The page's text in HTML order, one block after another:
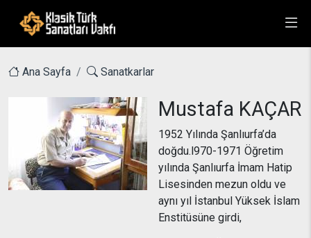
Ana Sayfa Sanatkarlar
Mustafa KAÇAR
1952 Yılında Şanlıurfa’da
doğdu.l970-1971 Öğretim
yılında Şanlıurfa İmam Hatip
Lisesinden mezun oldu ve
aynı yıl İstanbul Yüksek İslam
Enstitüsüne girdi,